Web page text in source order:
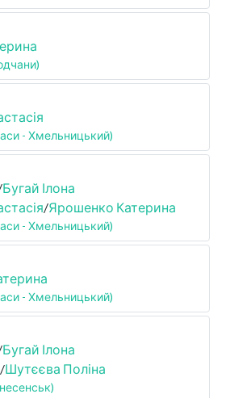
- Хмельницький)
Бугай Ілона
/Ярошенко Катерина
- Хмельницький)
- Хмельницький)
Бугай Ілона
/Шутєєва Поліна